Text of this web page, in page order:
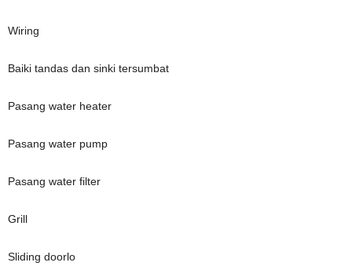
Wiring
Baiki tandas dan sinki tersumbat
Pasang water heater
Pasang water pump
Pasang water filter
Grill
Sliding doorlo